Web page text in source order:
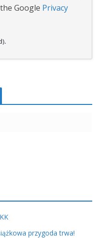
Google Privacy
przygoda trwa!